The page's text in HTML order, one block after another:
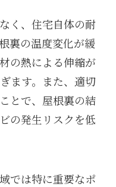
く、住宅自体の耐
裏の温度変化が緩
の熱による伸縮が
ます。また、適切
とで、屋根裏の結
の発生リスクを低
では特に重要なポ